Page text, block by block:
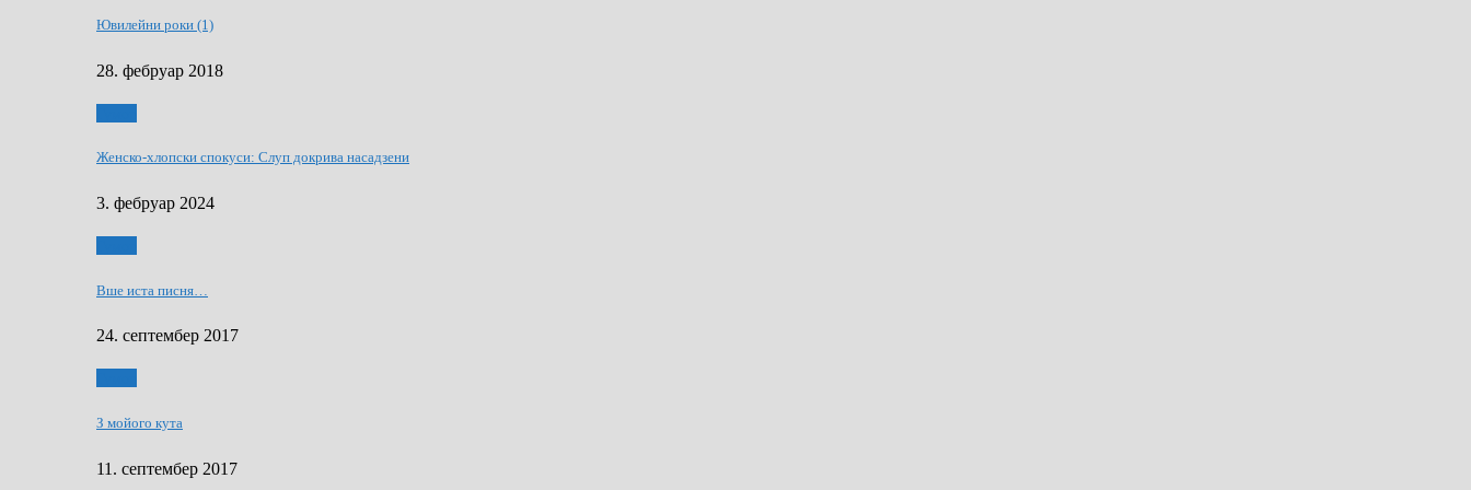
Ювилейни роки (1)
28. фебруар 2018
Женско-хлопски спокуси: Слуп докрива насадзени
3. фебруар 2024
Вше иста писня…
24. септембер 2017
З мойого кута
11. септембер 2017